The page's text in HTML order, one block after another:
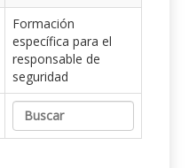
Formación
específica para el
responsable de
seguridad